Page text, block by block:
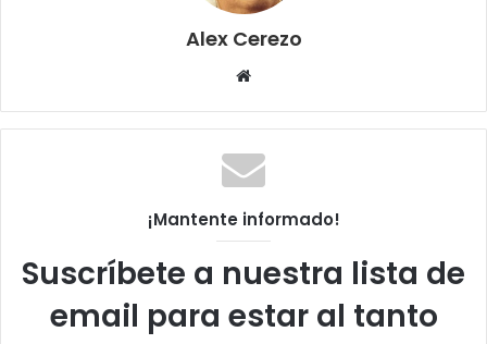
Alex Cerezo
Sitio
¡Mantente informado!
Suscríbete a nuestra lista de
email para estar al tanto